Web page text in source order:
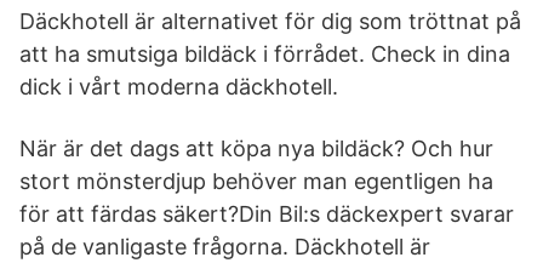
Däckhotell är alternativet för dig som tröttnat på
att ha smutsiga bildäck i förrådet. Check in dina
dick i vårt moderna däckhotell.
När är det dags att köpa nya bildäck? Och hur
stort mönsterdjup behöver man egentligen ha
för att färdas säkert?Din Bil:s däckexpert svarar
på de vanligaste frågorna. Däckhotell är